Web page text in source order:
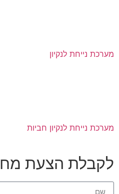
מערכת נייחת לנקיון
מערכת נייחת לנקיון חביות
לקבלת הצעת